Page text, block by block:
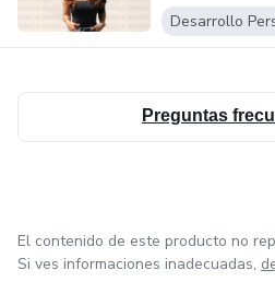
Preguntas
El contenido de este producto no
Si ves informaciones inadecuadas,